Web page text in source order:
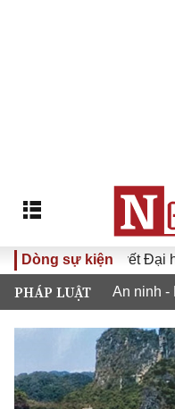
Dòng sự kiện
Nghị quyết Đại hội
PHÁP LUẬT An ninh -